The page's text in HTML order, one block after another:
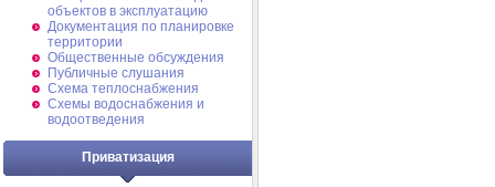
объектов в эксплуатацию
Документация по планировке
территории
Общественные обсуждения
Публичные слушания
Схема теплоснабжения
Схемы водоснабжения и
водоотведения
Приватизация